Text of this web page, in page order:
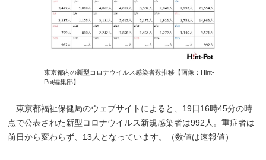
東京都内の新型コロナウイルス感染者数推移【画像：Hint-
Pot編集部】
東京都福祉保健局のウェブサイトによると、19日16時45分の時
点で公表された新型コロナウイルス新規感染者は992人。重症者は
前日から変わらず、13人となっています。（数値は速報値）